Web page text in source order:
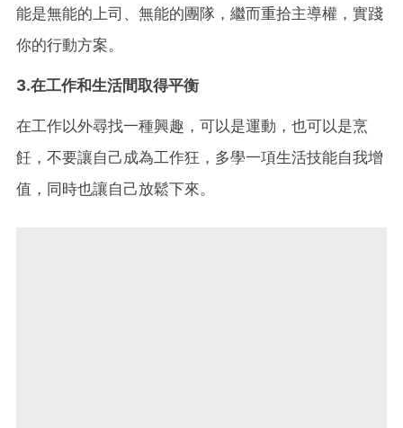
能是無能的上司、無能的團隊，繼而重拾主導權，實踐
你的行動方案。
3.在工作和生活間取得平衡
在工作以外尋找一種興趣，可以是運動，也可以是烹
飪，不要讓自己成為工作狂，多學一項生活技能自我增
值，同時也讓自己放鬆下來。